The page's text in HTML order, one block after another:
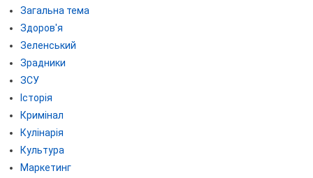
Загальна тема
Здоров'я
Зеленський
Зрадники
ЗСУ
Історія
Кримінал
Кулінарія
Культура
Маркетинг